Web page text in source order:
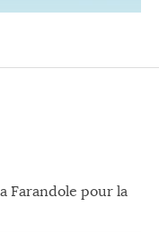
Farandole pour la